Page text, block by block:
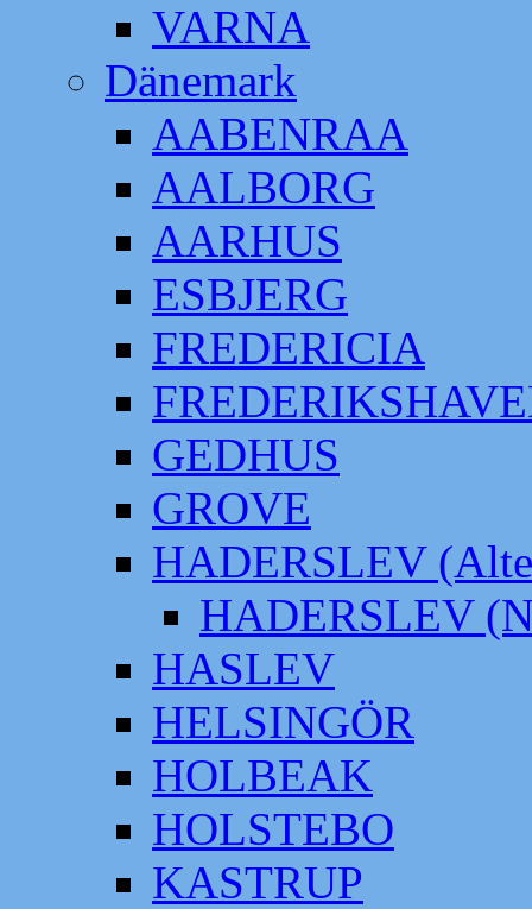
VARNA
Dänemark
AABENRAA
AALBORG
AARHUS
ESBJERG
FREDERICIA
GEDHUS
GROVE
HADERSLEV
HADERSLEV
HASLEV
HELSINGÖR
HOLBEAK
HOLSTEBO
KASTRUP